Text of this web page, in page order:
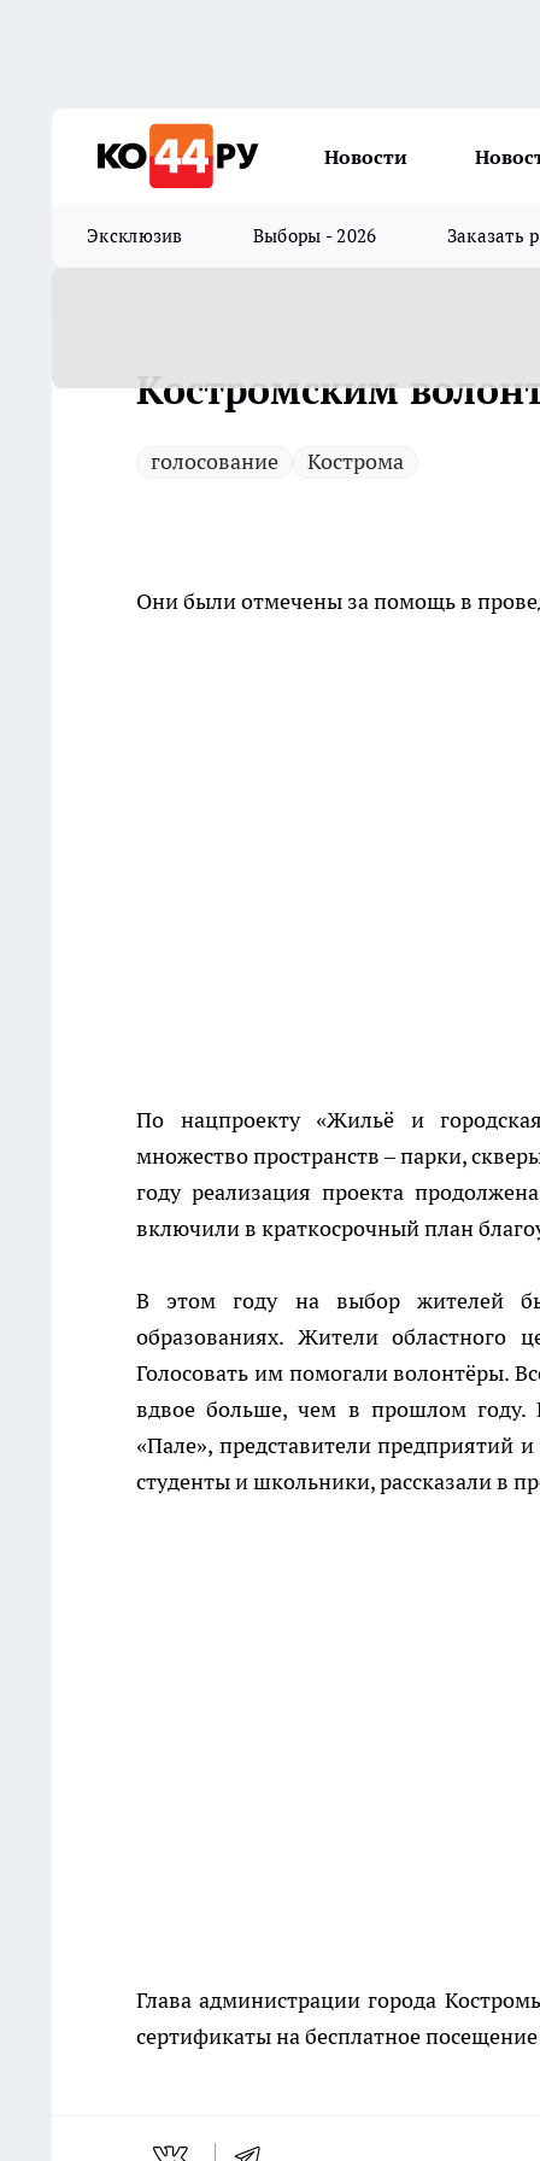
Новости
Эксклюзив Выборы - 2026 Заказать
Костромским
голосование Кострома
Они были отмечены за помощь в
По нацпроекту «Жильё и
множество пространств – парки,
году реализация проекта
включили в краткосрочный план
В этом году на выбор жителей
образованиях. Жители областного
Голосовать им помогали волонтёры.
вдвое больше, чем в прошлом году.
«Пале», представители предприятий
студенты и школьники, рассказали в
Глава администрации города
сертификаты на бесплатное